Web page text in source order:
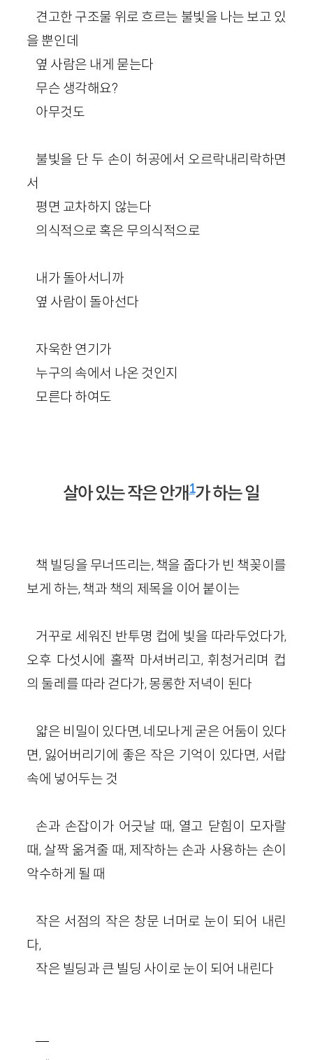
견고한 구조물 위로 흐르는 불빛을 나는 보고 있
을 뿐인데
옆 사람은 내게 묻는다
무슨 생각해요?
아무것도
불빛을 단 두 손이 허공에서 오르락내리락하면
서
평면 교차하지 않는다
의식적으로 혹은 무의식적으로
내가 돌아서니까
옆 사람이 돌아선다
자욱한 연기가
누구의 속에서 나온 것인지
모른다 하여도
살아 있는 작은 안개1가 하는 일
책 빌딩을 무너뜨리는, 책을 줍다가 빈 책꽂이를
보게 하는, 책과 책의 제목을 이어 붙이는
거꾸로 세워진 반투명 컵에 빛을 따라두었다가,
오후 다섯시에 홀짝 마셔버리고, 휘청거리며 컵
의 둘레를 따라 걷다가, 몽롱한 저녁이 된다
얇은 비밀이 있다면, 네모나게 굳은 어둠이 있다
면, 잃어버리기에 좋은 작은 기억이 있다면, 서랍
속에 넣어두는 것
손과 손잡이가 어긋날 때, 열고 닫힘이 모자랄
때, 살짝 옮겨줄 때, 제작하는 손과 사용하는 손이
악수하게 될 때
작은 서점의 작은 창문 너머로 눈이 되어 내린
다,
작은 빌딩과 큰 빌딩 사이로 눈이 되어 내린다
—